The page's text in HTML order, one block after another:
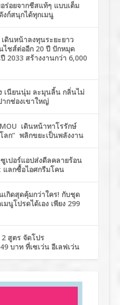
ร่อยจากชีสแท้ๆ แบบเต็ม
งก์สนุกได้ทุกเมนู
ดินหน้าลงทุนระยะยาว
ชส์ต่ออีก 20 ปี ปักหมุด
2033 สร้างงานกว่า 6,000
เนียนนุ่ม ละมุนลิ้น กลิ่นไม่
ากช่องเขาใหญ่
เดินหน้าทาโรรักษ์
ลก” พลิกขยะเป็นพลังงาน
เปอร์แอปส่งดีลคลายร้อน
แลกซื้อไอศกรีมโคน
กิดสุดคุ้มกว่าใคร! กับชุด
มนูโปรดได้เอง เพียง 299
2 สูตร จัดโปร
บาท ที่เซเว่น อีเลฟเว่น